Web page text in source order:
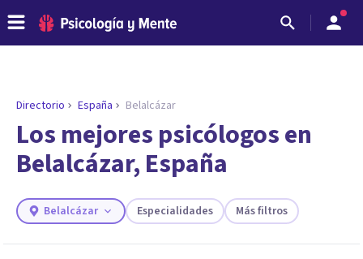
Directorio España Belalcázar
Los mejores psicólogos en
Belalcázar, España
Belalcázar Especialidades Más filtros